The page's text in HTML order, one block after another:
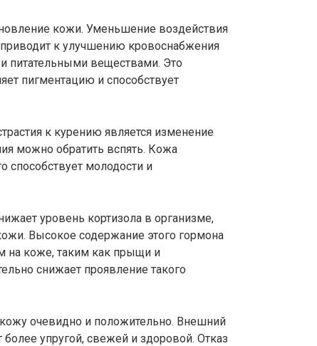
кожи. Уменьшение воздействия
к улучшению кровоснабжения
питательными веществами. Это
пигментацию и способствует
к курению является изменение
можно обратить вспять. Кожа
способствует молодости и
уровень кортизола в организме,
Высокое содержание этого гормона
на коже, таким как прыщи и
снижает проявление такого
очевидно и положительно. Внешний
упругой, свежей и здоровой. Отказ